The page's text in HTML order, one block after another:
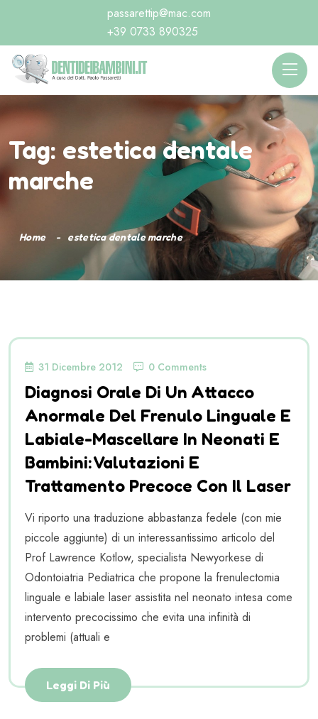
passarettip@mac.com
+39 0733 890325
Tag: estetica dentale
marche
Home estetica dentale marche
31 Dicembre 2012 0 Comments
Diagnosi Orale Di Un Attacco
Anormale Del Frenulo Linguale E
Labiale-Mascellare In Neonati E
Bambini: Valutazioni E
Trattamento Precoce Con Il Laser
Vi riporto una traduzione abbastanza fedele (con mie
piccole aggiunte) di un interessantissimo articolo del
Prof Lawrence Kotlow, specialista Newyorkese di
Odontoiatria Pediatrica che propone la frenulectomia
linguale e labiale laser assistita nel neonato intesa come
intervento precocissimo che evita una infinità di
problemi (attuali e
Leggi Di Più